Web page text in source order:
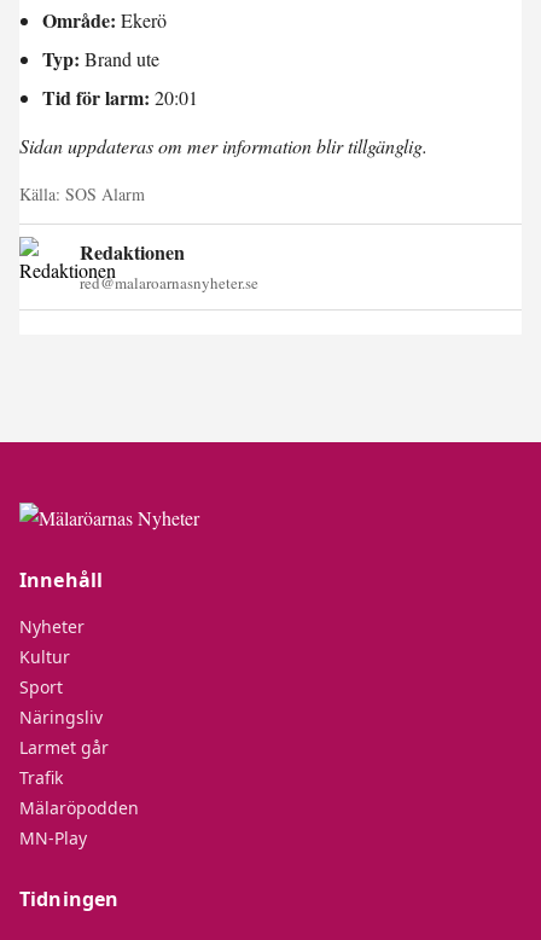
Område: Ekerö
Typ: Brand ute
Tid för larm: 20:01
Sidan uppdateras om mer information blir tillgänglig.
Källa: SOS Alarm
Redaktionen
red@malaroarnasnyheter.se
Innehåll
Nyheter
Kultur
Sport
Näringsliv
Larmet går
Trafik
Mälaröpodden
MN-Play
Tidningen